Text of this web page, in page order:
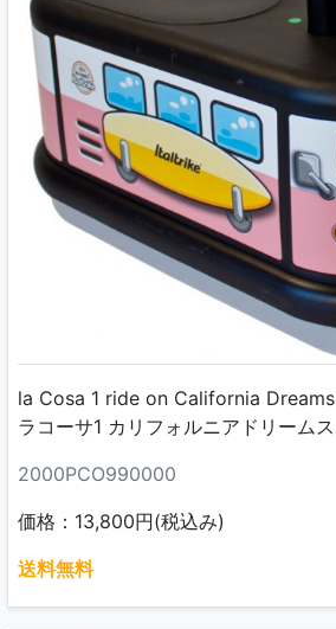
la Cosa 1 ride on California Dreams
ラコーサ1 カリフォルニアドリームス
2000PCO990000
価格：13,800円(税込み)
送料無料